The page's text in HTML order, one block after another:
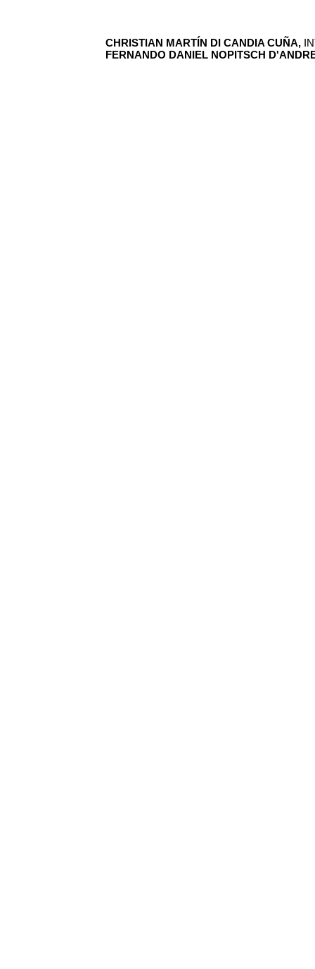
CHRISTIAN MARTÍN DI CANDIA CUÑA,
FERNANDO DANIEL NOPITSCH